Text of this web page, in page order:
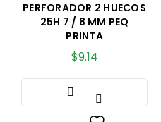
PERFORADOR 2 HUECOS
25H 7 / 8 MM PEQ
PRINTA
$9.14